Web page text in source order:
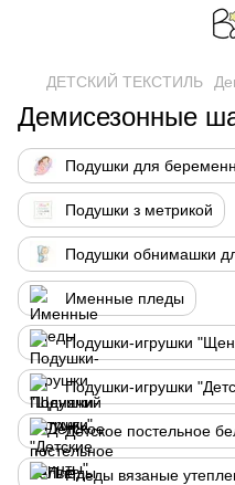
ДЕТСКИЙ ТЕКСТИЛЬ
Демисезонные
Подушки для
Подушки з метрикой
Подушки обнимашки
Именные пледы
Подушки-игрушки
Подушки-игрушки
Детское постельное
Пледы вязаные